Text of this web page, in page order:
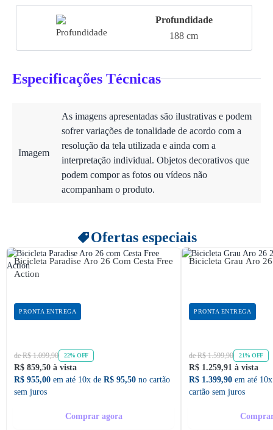
Profundidade
188 cm
Especificações Técnicas
Imagem
As imagens apresentadas são ilustrativas e podem
sofrer variações de tonalidade de acordo com a
resolução da tela utilizada e ainda com a
interpretação individual. Objetos decorativos que
podem compor as fotos ou vídeos não
acompanham o produto.
Ofertas especiais
Bicicleta Paradise Aro 26 Com Cesta Free
Action
PRONTA ENTREGA
de R$ 1.099,90 22% OFF
R$ 859,50 à vista
R$ 955,00 em até 10x de R$ 95,50 no cartão
sem juros
Comprar agora
Bicicleta Grau Aro
PRONTA ENTREGA
de R$ 1.599,90 21% OFF
R$ 1.259,91 à vista
R$ 1.399,90 em até
cartão sem juros